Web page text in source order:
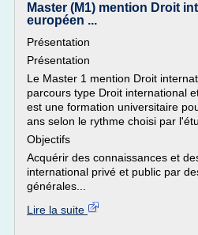
Master (M1) mention Droit
européen ...
Présentation
Présentation
Le Master 1 mention Droit
parcours type Droit international
est une formation universitaire
ans selon le rythme choisi par
Objectifs
Acquérir des connaissances et
international privé et public par
générales...
Lire la suite